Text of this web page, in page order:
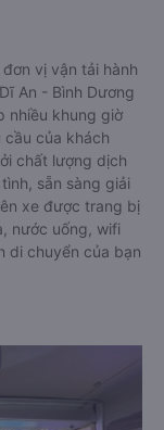
vị vận tải hành
An - Bình Dương
nhiều khung giờ
cầu của khách
chất lượng dịch
sẵn sàng giải
xe được trang bị
nước uống, wifi
di chuyển của bạn